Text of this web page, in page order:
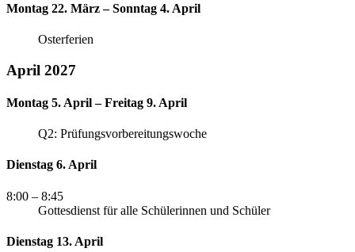
Montag 22. März – Sonntag 4. April
Osterferien
April 2027
Montag 5. April – Freitag 9. April
Q2: Prüfungsvorbereitungswoche
Dienstag 6. April
8:00 – 8:45
Gottesdienst für alle Schülerinnen und Schüler
Dienstag 13. April